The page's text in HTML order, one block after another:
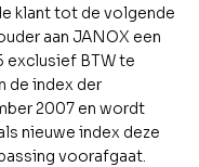
klant tot de volgende
aan JANOX een
exclusief BTW te
de index der
2007 en wordt
nieuwe index deze
voorafgaat.